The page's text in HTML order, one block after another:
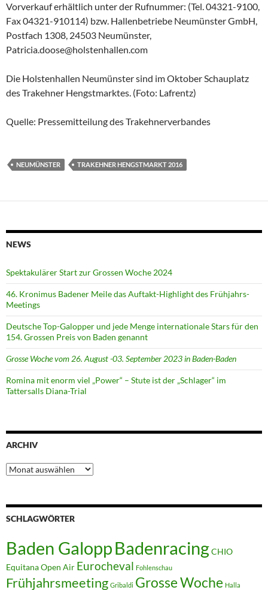
Vorverkauf erhältlich unter der Rufnummer: (Tel. 04321-9100,
Fax 04321-910114) bzw. Hallenbetriebe Neumünster GmbH,
Postfach 1308, 24503 Neumünster,
Patricia.doose@holstenhallen.com
Die Holstenhallen Neumünster sind im Oktober Schauplatz
des Trakehner Hengstmarktes. (Foto: Lafrentz)
Quelle: Pressemitteilung des Trakehnerverbandes
NEUMÜNSTER TRAKEHNER HENGSTMARKT 2016
NEWS
Spektakulärer Start zur Grossen Woche 2024
46. Kronimus Badener Meile das Auftakt-Highlight des Frühjahrs-
Meetings
Deutsche Top-Galopper und jede Menge internationale Stars für den
154. Grossen Preis von Baden genannt
Grosse Woche vom 26. August -03. September 2023 in Baden-Baden
Romina mit enorm viel „Power“ – Stute ist der „Schlager“ im
Tattersalls Diana-Trial
ARCHIV
Archiv
SCHLAGWÖRTER
Baden GaloppBadenracingCHIO
Equitana Open Air Eurocheval Fohlenschau
Frühjahrsmeeting Gribaldi Grosse Woche Halla